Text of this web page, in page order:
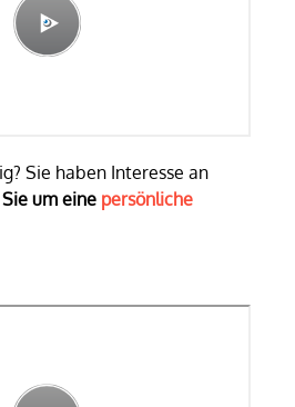
Sie haben Interesse an
um eine persönliche